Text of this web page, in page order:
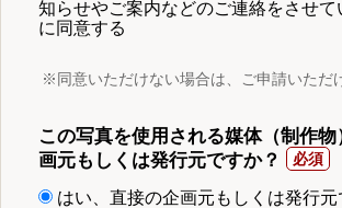
知らせやご案内などのご連絡をさせて
に同意する
※同意いただけない場合は、ご申請いただ
この写真を使用される媒体（制作
画元もしくは発行元ですか？
はい、直接の企画元もしくは発行元